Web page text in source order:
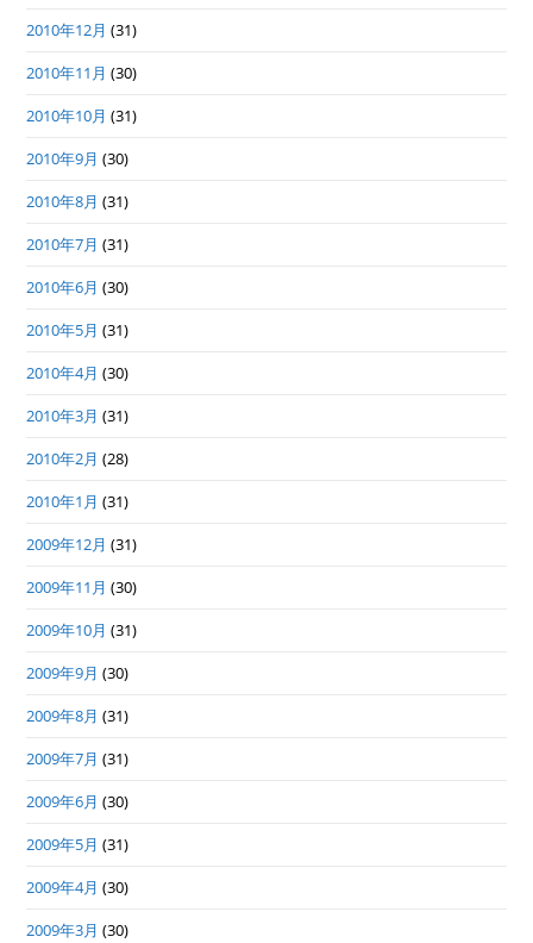
2010年12月 (31)
2010年11月 (30)
2010年10月 (31)
2010年9月 (30)
2010年8月 (31)
2010年7月 (31)
2010年6月 (30)
2010年5月 (31)
2010年4月 (30)
2010年3月 (31)
2010年2月 (28)
2010年1月 (31)
2009年12月 (31)
2009年11月 (30)
2009年10月 (31)
2009年9月 (30)
2009年8月 (31)
2009年7月 (31)
2009年6月 (30)
2009年5月 (31)
2009年4月 (30)
2009年3月 (30)